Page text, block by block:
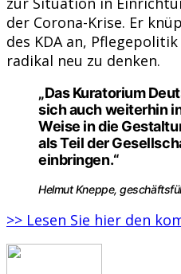
der Corona-Krise. Er
des KDA an,
radikal neu zu denken.
„Das Kuratorium
sich auch weiterhin
Weise in die
als Teil der
einbringen.“
Helmut Kneppe,
>> Lesen Sie hier den